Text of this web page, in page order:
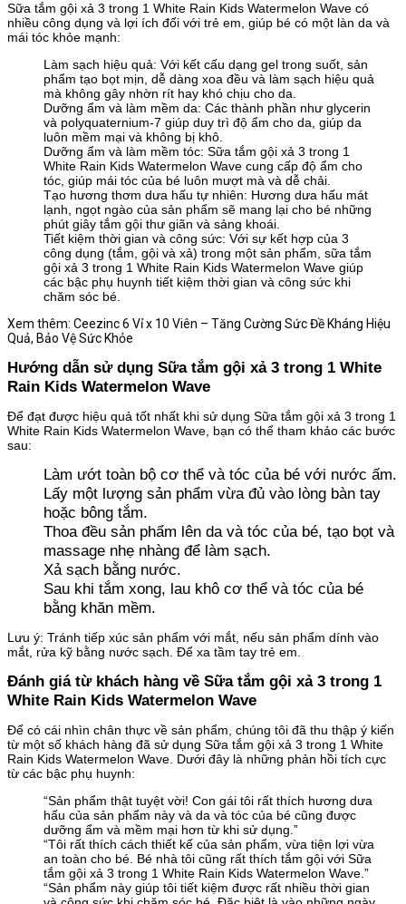
Sữa tắm gội xả 3 trong 1 White Rain Kids Watermelon Wave có
nhiều công dụng và lợi ích đối với trẻ em, giúp bé có một làn da và
mái tóc khỏe mạnh:
Làm sạch hiệu quả: Với kết cấu dạng gel trong suốt, sản
phẩm tạo bọt mịn, dễ dàng xoa đều và làm sạch hiệu quả
mà không gây nhờn rít hay khó chịu cho da.
Dưỡng ẩm và làm mềm da: Các thành phần như glycerin
và polyquaternium-7 giúp duy trì độ ẩm cho da, giúp da
luôn mềm mại và không bị khô.
Dưỡng ẩm và làm mềm tóc: Sữa tắm gội xả 3 trong 1
White Rain Kids Watermelon Wave cung cấp độ ẩm cho
tóc, giúp mái tóc của bé luôn mượt mà và dễ chải.
Tạo hương thơm dưa hấu tự nhiên: Hương dưa hấu mát
lạnh, ngọt ngào của sản phẩm sẽ mang lại cho bé những
phút giây tắm gội thư giãn và sảng khoái.
Tiết kiệm thời gian và công sức: Với sự kết hợp của 3
công dụng (tắm, gội và xả) trong một sản phẩm, sữa tắm
gội xả 3 trong 1 White Rain Kids Watermelon Wave giúp
các bậc phụ huynh tiết kiệm thời gian và công sức khi
chăm sóc bé.
Xem thêm: Ceezinc 6 Vỉ x 10 Viên – Tăng Cường Sức Đề Kháng Hiệu
Quả, Bảo Vệ Sức Khỏe
Hướng dẫn sử dụng Sữa tắm gội xả 3 trong 1 White
Rain Kids Watermelon Wave
Để đạt được hiệu quả tốt nhất khi sử dụng Sữa tắm gội xả 3 trong 1
White Rain Kids Watermelon Wave, bạn có thể tham khảo các bước
sau:
Làm ướt toàn bộ cơ thể và tóc của bé với nước ấm.
Lấy một lượng sản phẩm vừa đủ vào lòng bàn tay
hoặc bông tắm.
Thoa đều sản phẩm lên da và tóc của bé, tạo bọt và
massage nhẹ nhàng để làm sạch.
Xả sạch bằng nước.
Sau khi tắm xong, lau khô cơ thể và tóc của bé
bằng khăn mềm.
Lưu ý: Tránh tiếp xúc sản phẩm với mắt, nếu sản phẩm dính vào
mắt, rửa kỹ bằng nước sạch. Để xa tầm tay trẻ em.
Đánh giá từ khách hàng về Sữa tắm gội xả 3 trong 1
White Rain Kids Watermelon Wave
Để có cái nhìn chân thực về sản phẩm, chúng tôi đã thu thập ý kiến
từ một số khách hàng đã sử dụng Sữa tắm gội xả 3 trong 1 White
Rain Kids Watermelon Wave. Dưới đây là những phản hồi tích cực
từ các bậc phụ huynh:
“Sản phẩm thật tuyệt vời! Con gái tôi rất thích hương dưa
hấu của sản phẩm này và da và tóc của bé cũng được
dưỡng ẩm và mềm mại hơn từ khi sử dụng.”
“Tôi rất thích cách thiết kế của sản phẩm, vừa tiện lợi vừa
an toàn cho bé. Bé nhà tôi cũng rất thích tắm gội với Sữa
tắm gội xả 3 trong 1 White Rain Kids Watermelon Wave.”
“Sản phẩm này giúp tôi tiết kiệm được rất nhiều thời gian